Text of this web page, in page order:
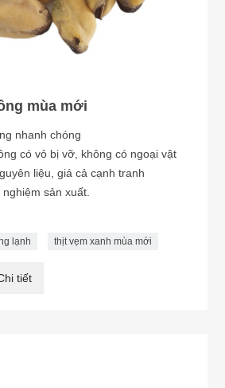
mùa mới
nhanh chóng
có vỏ bị vỡ, không có ngoại vật
liệu, giá cả cạnh tranh
sản xuất.
lạnh thịt vẹm xanh mùa mới
tiết